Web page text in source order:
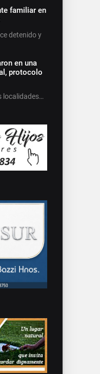
familiar en
detenido y
en una
protocolo
localidades…